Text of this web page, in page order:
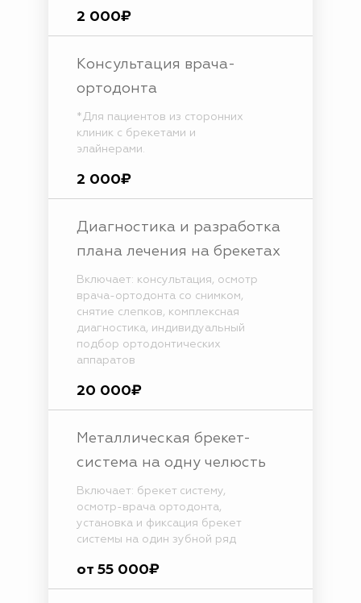
2 000₽
Консультация врача-
ортодонта
*Для пациентов из сторонних
клиник с брекетами и
элайнерами.
2 000₽
Диагностика и разработка
плана лечения на брекетах
Включает: консультация, осмотр
врача-ортодонта со снимком,
снятие слепков, комплексная
диагностика, индивидуальный
подбор ортодонтических
аппаратов
20 000₽
Металлическая брекет-
система на одну челюсть
Включает: брекет систему,
осмотр-врача ортодонта,
установка и фиксация брекет
системы на один зубной ряд
от 55 000₽